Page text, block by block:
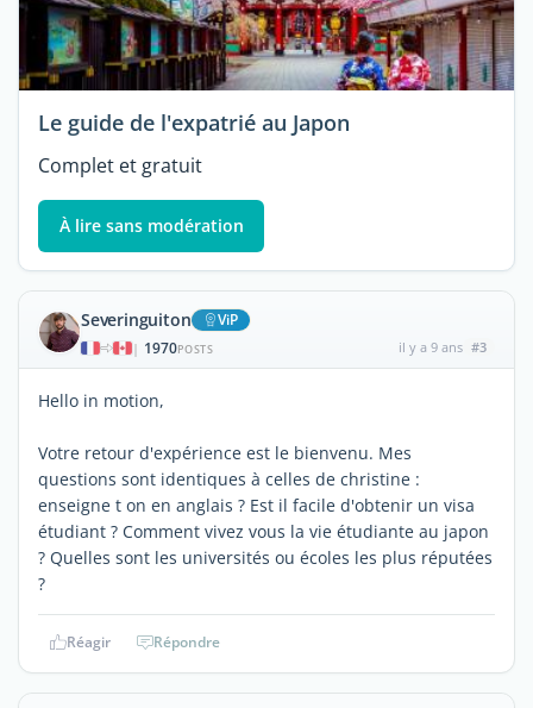
Le guide de l'expatrié au Japon
Complet et gratuit
À lire sans modération
Severinguiton ViP
| 1970POSTS il y a 9 ans #3
Hello in motion,
Votre retour d'expérience est le bienvenu. Mes
questions sont identiques à celles de christine :
enseigne t on en anglais ? Est il facile d'obtenir un visa
étudiant ? Comment vivez vous la vie étudiante au japon
? Quelles sont les universités ou écoles les plus réputées
?
Réagir Répondre